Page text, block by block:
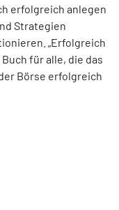
erfolgreich anlegen
Strategien
„Erfolgreich
für alle, die das
Börse erfolgreich